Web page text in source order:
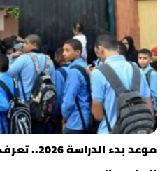
موعد بدء